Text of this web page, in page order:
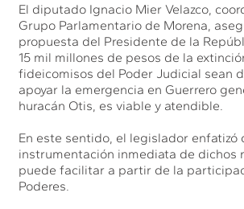
El diputado Ignacio Mier Velazco,
Grupo Parlamentario de Morena,
propuesta del Presidente de la
15 mil millones de pesos de la
fideicomisos del Poder Judicial sean
apoyar la emergencia en Guerrero
huracán Otis, es viable y atendible.
En este sentido, el legislador enfatizó
instrumentación inmediata de dichos
puede facilitar a partir de la
Poderes.